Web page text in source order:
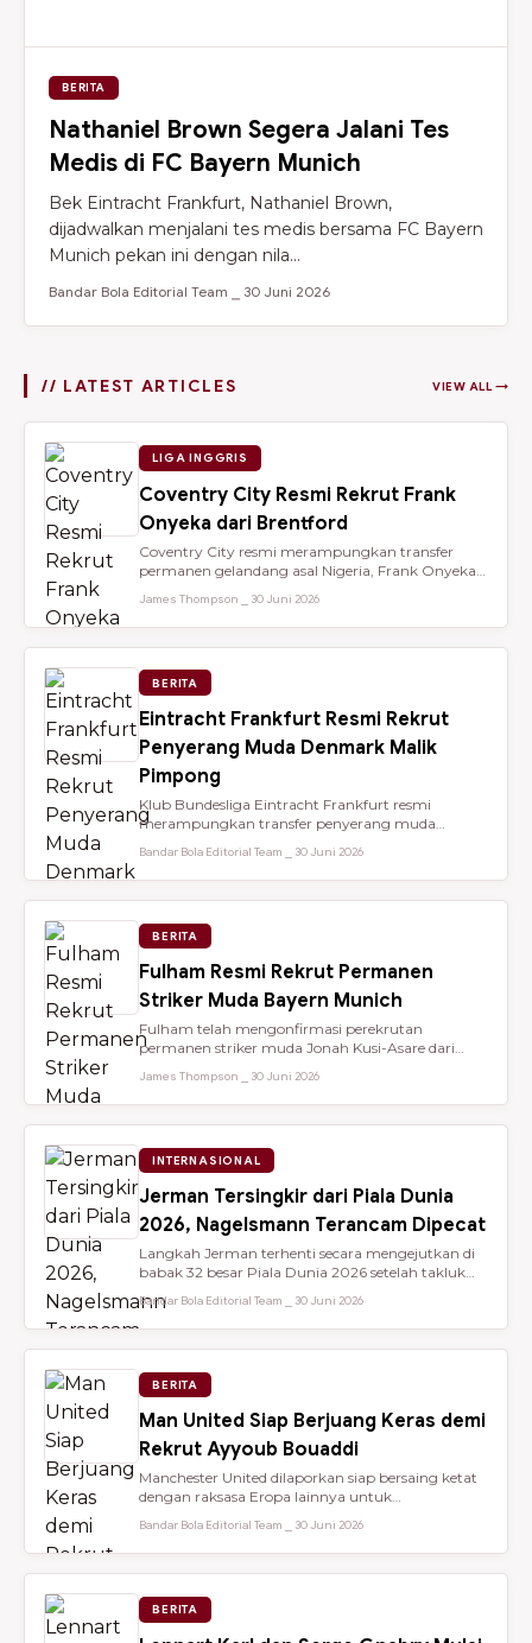
BERITA
Nathaniel Brown Segera Jalani Tes
Medis di FC Bayern Munich
Bek Eintracht Frankfurt, Nathaniel Brown,
dijadwalkan menjalani tes medis bersama FC Bayern
Munich pekan ini dengan nila...
Bandar Bola Editorial Team ⎯ 30 Juni 2026
// LATEST ARTICLES VIEW ALL →
LIGA INGGRIS
Coventry City Resmi Rekrut Frank
Onyeka dari Brentford
Coventry City resmi merampungkan transfer
permanen gelandang asal Nigeria, Frank Onyeka,
James Thompson ⎯ 30 Juni 2026
BERITA
Eintracht Frankfurt Resmi Rekrut
Penyerang Muda Denmark Malik
Pimpong
Klub Bundesliga Eintracht Frankfurt resmi
merampungkan transfer penyerang muda
Bandar Bola Editorial Team ⎯ 30 Juni 2026
BERITA
Fulham Resmi Rekrut Permanen
Striker Muda Bayern Munich
Fulham telah mengonfirmasi perekrutan
permanen striker muda Jonah Kusi-Asare dari
James Thompson ⎯ 30 Juni 2026
INTERNASIONAL
Jerman Tersingkir dari Piala Dunia
2026, Nagelsmann Terancam Dipecat
Langkah Jerman terhenti secara mengejutkan di
babak 32 besar Piala Dunia 2026 setelah takluk
Bandar Bola Editorial Team ⎯ 30 Juni 2026
BERITA
Man United Siap Berjuang Keras demi
Rekrut Ayyoub Bouaddi
Manchester United dilaporkan siap bersaing ketat
dengan raksasa Eropa lainnya untuk
Bandar Bola Editorial Team ⎯ 30 Juni 2026
BERITA